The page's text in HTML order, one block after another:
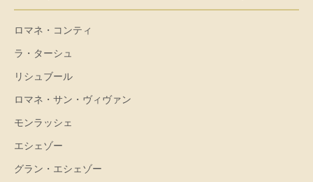
ロマネ・コンティ
ラ・ターシュ
リシュブール
ロマネ・サン・ヴィヴァン
モンラッシェ
エシェゾー
グラン・エシェゾー